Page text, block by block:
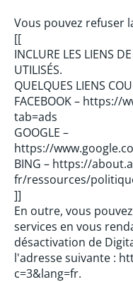
Vous pouvez refuser
[[
INCLURE LES LIENS
UTILISÉS.
QUELQUES LIENS
FACEBOOK – https://
tab=ads
GOOGLE –
https://
BING – https://
fr/ressources/
]]
En outre, vous
services en vous
désactivation de
l'adresse suivante :
c=3&lang=fr.